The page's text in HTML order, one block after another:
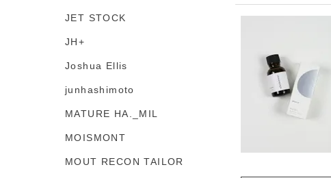
JET STOCK
JH+
Joshua Ellis
junhashimoto
MATURE HA._MIL
MOISMONT
MOUT RECON TAILOR